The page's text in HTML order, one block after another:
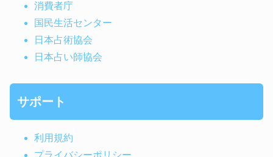
消費者庁
国民生活センター
日本占術協会
日本占い師協会
サポート
利用規約
プライバシーポリシー